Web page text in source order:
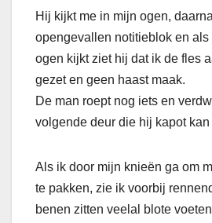
Hij kijkt me in mijn ogen,
opengevallen notitieblok en
ogen kijkt ziet hij dat ik de fles
gezet en geen haast maak.
De man roept nog iets en
volgende deur die hij kapot kan
Als ik door mijn knieën ga om
te pakken, zie ik voorbij
benen zitten veelal blote